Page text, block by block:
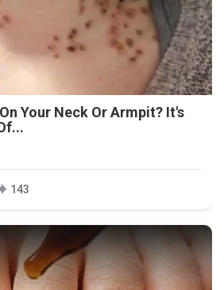
Your Neck Or Armpit? It's
143